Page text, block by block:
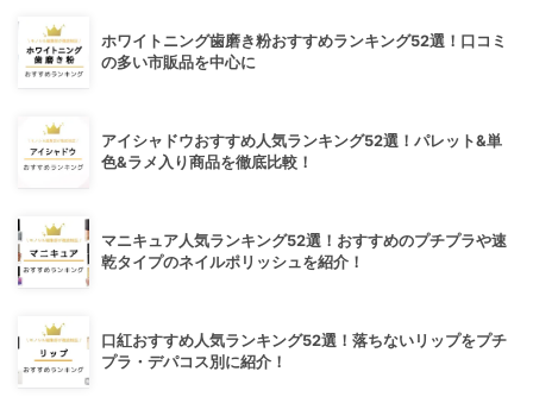
ホワイトニング歯磨き粉おすすめランキング52選！口コミ
の多い市販品を中心に
アイシャドウおすすめ人気ランキング52選！パレット&単
色&ラメ入り商品を徹底比較！
マニキュア人気ランキング52選！おすすめのプチプラや速
乾タイプのネイルポリッシュを紹介！
口紅おすすめ人気ランキング52選！落ちないリップをプチ
プラ・デパコス別に紹介！